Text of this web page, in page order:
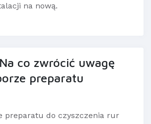
na nową.
co zwrócić uwagę
preparatu
preparatu do czyszczenia rur